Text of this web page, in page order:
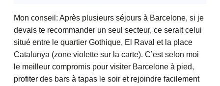
Mon conseil: Après plusieurs séjours à Barcelone, si je
devais te recommander un seul secteur, ce serait celui
situé entre le quartier Gothique, El Raval et la place
Catalunya (zone violette sur la carte). C’est selon moi
le meilleur compromis pour visiter Barcelone à pied,
profiter des bars à tapas le soir et rejoindre facilement